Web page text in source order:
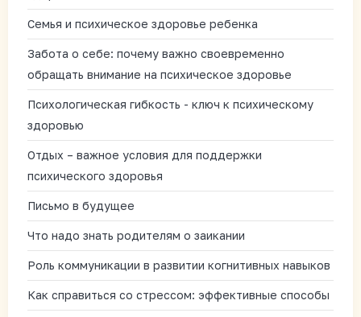
Семья и психическое здоровье ребенка
Забота о себе: почему важно своевременно
обращать внимание на психическое здоровье
Психологическая гибкость - ключ к психическому
здоровью
Отдых – важное условия для поддержки
психического здоровья
Письмо в будущее
Что надо знать родителям о заикании
Роль коммуникации в развитии когнитивных навыков
Как справиться со стрессом: эффективные способы